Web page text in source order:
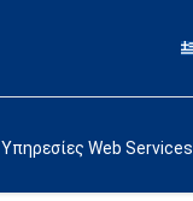
Υπηρεσίες Web Services